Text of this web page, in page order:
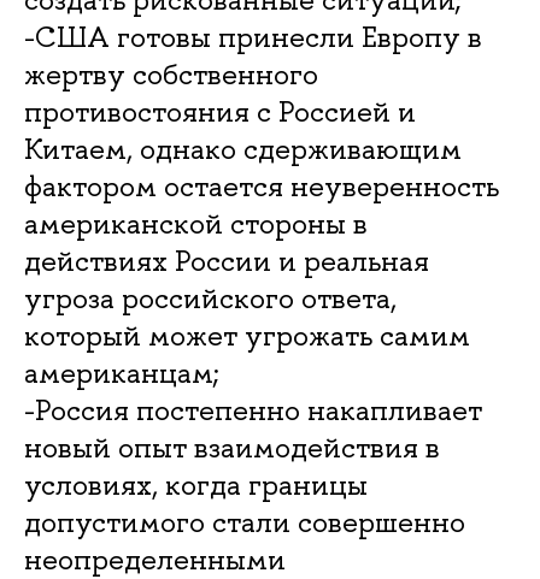
-США готовы принесли Европу в
жертву собственного
противостояния с Россией и
Китаем, однако сдерживающим
фактором остается неуверенность
американской стороны в
действиях России и реальная
угроза российского ответа,
который может угрожать самим
американцам;
-Россия постепенно накапливает
новый опыт взаимодействия в
условиях, когда границы
допустимого стали совершенно
неопределенными